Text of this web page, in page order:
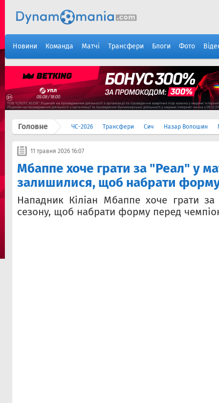
Новини Команда Матчі Трансфери Блоги Фото
Головне ЧС-2026 Трансфери Сич Назар Волошин
11 травня 2026 16:07
Мбаппе хоче грати за "Реал" у
залишилися, щоб набрати
Нападник Кіліан Мбаппе хоче грати за
сезону, щоб набрати форму перед